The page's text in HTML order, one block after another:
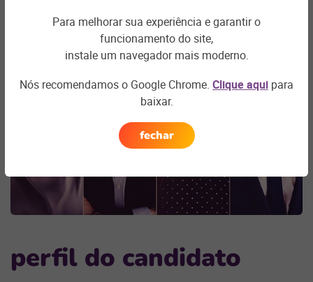
perfil do candidato
Para melhorar sua experiência e garantir o
funcionamento do site,
instale um navegador mais moderno.
Nós recomendamos o Google Chrome. Clique aqui para
baixar.
fechar